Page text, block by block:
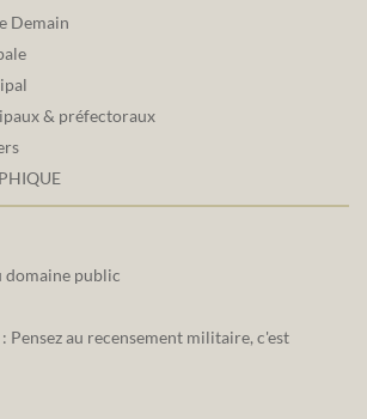
Demain
& préfectoraux
domaine public
Pensez au recensement militaire, c'est